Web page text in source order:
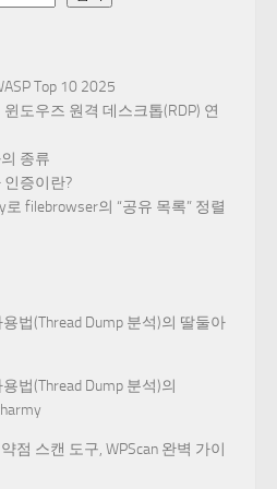
Top 10 2025
도우즈 원격 데스크톱(RDP) 연
종류
인증이란?
로 filebrowser의 “공유 목록” 정렬
법(Thread Dump 분석)의 딸둘아
법(Thread Dump 분석)의
점 스캔 도구, WPScan 완벽 가이